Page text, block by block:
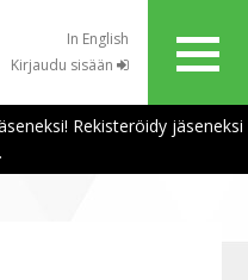
In English
Kirjaudu sisään
Rekisteröidy jäseneksi